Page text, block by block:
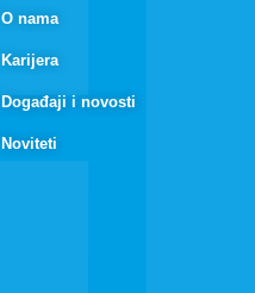
O nama
Karijera
Događaji i novosti
Noviteti